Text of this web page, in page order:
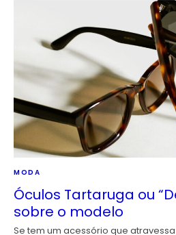
MODA
Óculos Tartaruga ou
sobre o modelo
Se tem um acessório que